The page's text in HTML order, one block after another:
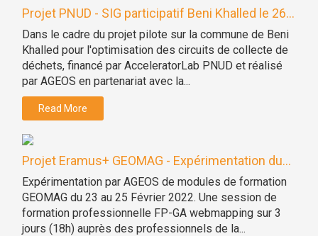
Projet PNUD - SIG participatif Beni Khalled le 26...
Dans le cadre du projet pilote sur la commune de Beni
Khalled pour l'optimisation des circuits de collecte de
déchets, financé par AcceleratorLab PNUD et réalisé
par AGEOS en partenariat avec la...
Read More
Projet Eramus+ GEOMAG - Expérimentation du...
Expérimentation par AGEOS de modules de formation
GEOMAG du 23 au 25 Février 2022. Une session de
formation professionnelle FP-GA webmapping sur 3
jours (18h) auprès des professionnels de la...